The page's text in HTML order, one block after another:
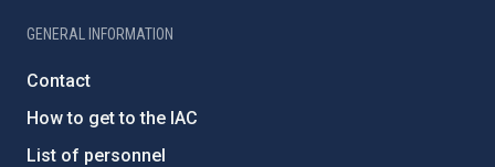
GENERAL INFORMATION
Contact
How to get to the IAC
List of personnel